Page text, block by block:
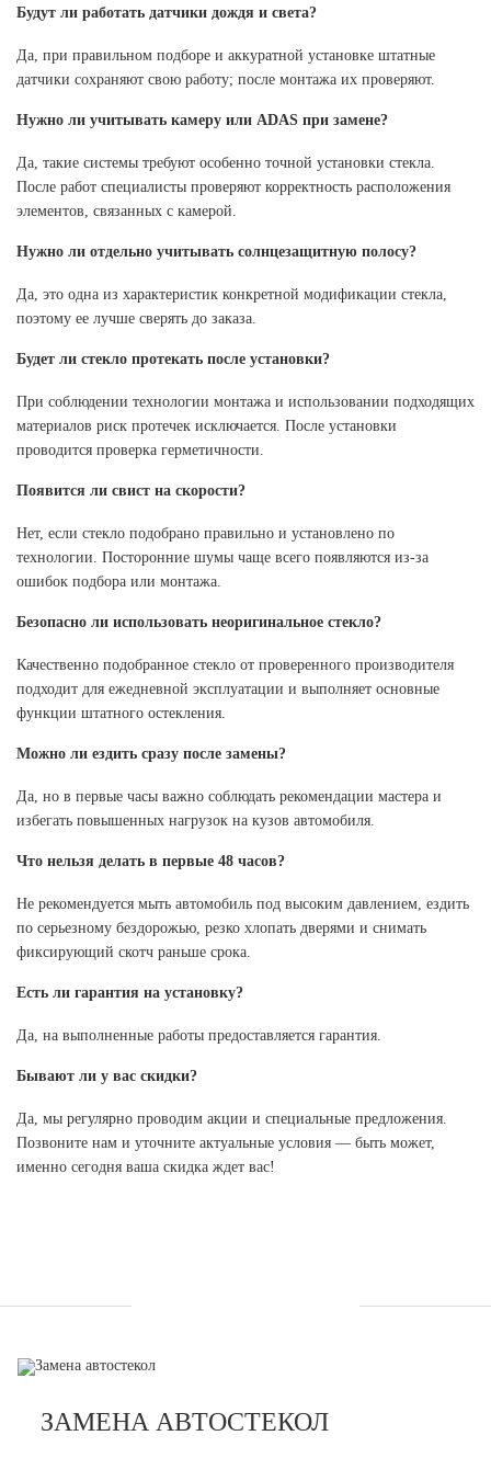
Будут ли работать датчики дождя и света?
Да, при правильном подборе и аккуратной установке штатные
датчики сохраняют свою работу; после монтажа их проверяют.
Нужно ли учитывать камеру или ADAS при замене?
Да, такие системы требуют особенно точной установки стекла.
После работ специалисты проверяют корректность расположения
элементов, связанных с камерой.
Нужно ли отдельно учитывать солнцезащитную полосу?
Да, это одна из характеристик конкретной модификации стекла,
поэтому ее лучше сверять до заказа.
Будет ли стекло протекать после установки?
При соблюдении технологии монтажа и использовании подходящих
материалов риск протечек исключается. После установки
проводится проверка герметичности.
Появится ли свист на скорости?
Нет, если стекло подобрано правильно и установлено по
технологии. Посторонние шумы чаще всего появляются из-за
ошибок подбора или монтажа.
Безопасно ли использовать неоригинальное стекло?
Качественно подобранное стекло от проверенного производителя
подходит для ежедневной эксплуатации и выполняет основные
функции штатного остекления.
Можно ли ездить сразу после замены?
Да, но в первые часы важно соблюдать рекомендации мастера и
избегать повышенных нагрузок на кузов автомобиля.
Что нельзя делать в первые 48 часов?
Не рекомендуется мыть автомобиль под высоким давлением, ездить
по серьезному бездорожью, резко хлопать дверями и снимать
фиксирующий скотч раньше срока.
Есть ли гарантия на установку?
Да, на выполненные работы предоставляется гарантия.
Бывают ли у вас скидки?
Да, мы регулярно проводим акции и специальные предложения.
Позвоните нам и уточните актуальные условия — быть может,
именно сегодня ваша скидка ждет вас!
ЗАМЕНА АВТОСТЕКОЛ